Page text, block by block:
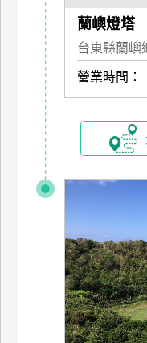
蘭嶼燈塔
台東縣蘭嶼
營業時間：